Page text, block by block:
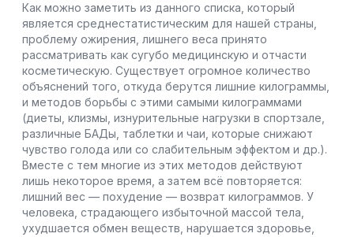
Как можно заметить из данного списка, который
является среднестатистическим для нашей страны,
проблему ожирения, лишнего веса принято
рассматривать как сугубо медицинскую и отчасти
косметическую. Существует огромное количество
объяснений того, откуда берутся лишние килограммы,
и методов борьбы с этими самыми килограммами
(диеты, клизмы, изнурительные нагрузки в спортзале,
различные БАДы, таблетки и чаи, которые снижают
чувство голода или со слабительным эффектом и др.).
Вместе с тем многие из этих методов действуют
лишь некоторое время, а затем всё повторяется:
лишний вес — похудение — возврат килограммов. У
человека, страдающего избыточной массой тела,
ухудшается обмен веществ, нарушается здоровье,